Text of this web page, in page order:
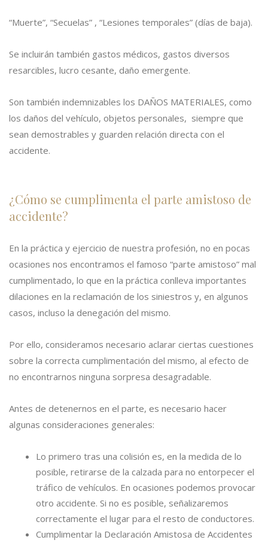
“Muerte”, “Secuelas” , “Lesiones temporales” (días de baja).
Se incluirán también gastos médicos, gastos diversos
resarcibles, lucro cesante, daño emergente.
Son también indemnizables los DAÑOS MATERIALES, como
los daños del vehículo, objetos personales, siempre que
sean demostrables y guarden relación directa con el
accidente.
¿Cómo se cumplimenta el parte amistoso de
accidente?
En la práctica y ejercicio de nuestra profesión, no en pocas
ocasiones nos encontramos el famoso “parte amistoso” mal
cumplimentado, lo que en la práctica conlleva importantes
dilaciones en la reclamación de los siniestros y, en algunos
casos, incluso la denegación del mismo.
Por ello, consideramos necesario aclarar ciertas cuestiones
sobre la correcta cumplimentación del mismo, al efecto de
no encontrarnos ninguna sorpresa desagradable.
Antes de detenernos en el parte, es necesario hacer
algunas consideraciones generales:
Lo primero tras una colisión es, en la medida de lo
posible, retirarse de la calzada para no entorpecer el
tráfico de vehículos. En ocasiones podemos provocar
otro accidente. Si no es posible, señalizaremos
correctamente el lugar para el resto de conductores.
Cumplimentar la Declaración Amistosa de Accidentes